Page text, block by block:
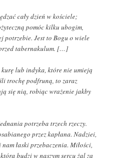
cały dzień w kościele;
pomóc kilku ubogim,
potrzebie. Jest to Bogu o wiele
tabernakulum. […]
lub indyka, które nie umieją
trochę podfruną, to zaraz
się nią, robiąc wrażenie jakby
potrzeba trzech rzeczy.
przez kapłana. Nadziei,
łaski przebaczenia. Miłości,
budzi w naszym sercu żal za